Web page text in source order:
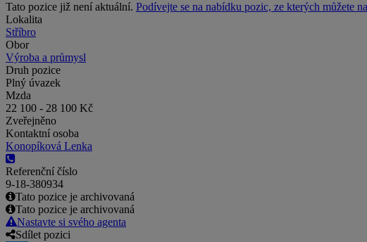
Tato pozice již není aktuální. Podívejte se na nabídku pozic, ze kterých můžete
Lokalita
Stříbro
Obor
Výroba a průmysl
Druh pozice
Plný úvazek
Mzda
22 100 - 28 100 Kč
Zveřejněno
Kontaktní osoba
Konopíková Lenka
Referenční číslo
9-18-380934
Tato pozice je archivovaná
Tato pozice je archivovaná
Nastavte si svého agenta
Sdílet pozici